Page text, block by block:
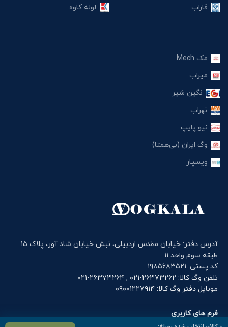
فاراب
لوله کاوه
مک Mech
میراب
نگین شیر
نهراب
نیو پایپ
وگ ایران (بی‌همتا)
ویسپار
آدرس دفتر: خیابان مقدس اردبیلی، نبش خیابان شاد آور، پلاک ۱۵
طبقه سوم واحد ۱۱
کد پستی: ۱۹۸۵۶۸۳۵۲۱
تلفن وگ کالا: ۲۶۳۷۳۲۶۲-۰۲۱ , ۲۶۳۷۳۲۶۴-۰۲۱
موبایل دفتر وگ کالا: ۰۹۰۰۱۲۲۷۹۱۴
فرم های کاربری